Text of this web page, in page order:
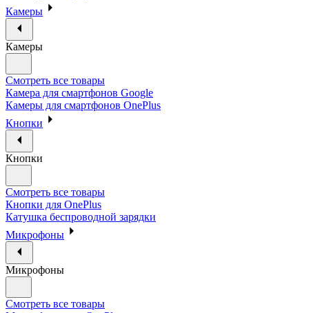
Камеры
Камеры
Смотреть все товары
Камера для смартфонов Google
Камеры для смартфонов OnePlus
Кнопки
Кнопки
Смотреть все товары
Кнопки для OnePlus
Катушка беспроводной зарядки
Микрофоны
Микрофоны
Смотреть все товары